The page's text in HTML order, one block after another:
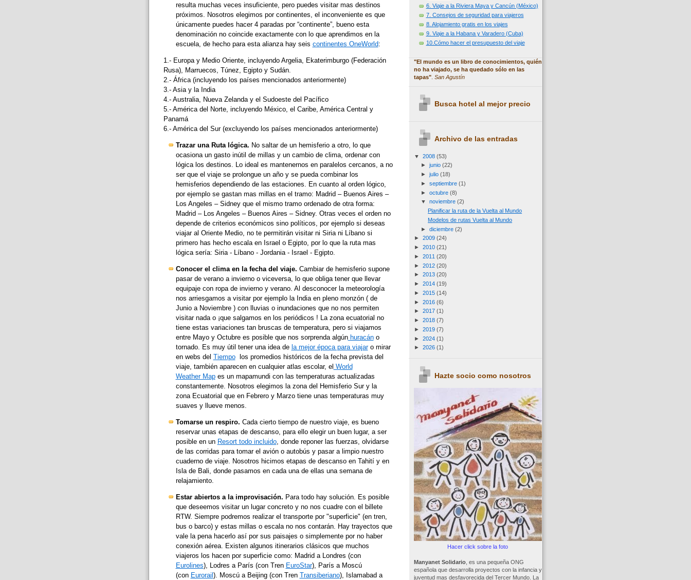
resulta muchas veces insuficiente, pero puedes visitar mas destinos
próximos. Nosotros elegimos por continentes, el inconveniente es que
únicamente puedes hacer 4 paradas por “continente”, bueno esta
denominación no coincide exactamente con lo que aprendimos en la
escuela, de hecho para esta alianza hay seis continentes OneWorld:
1.- Europa y Medio Oriente, incluyendo Argelia, Ekaterimburgo (Federación
Rusa), Marruecos, Túnez, Egipto y Sudán.
2.- África (incluyendo los países mencionados anteriormente)
3.- Asia y la India
4.- Australia, Nueva Zelanda y el Sudoeste del Pacífico
5.- América del Norte, incluyendo México, el Caribe, América Central y
Panamá
6.- América del Sur (excluyendo los países mencionados anteriormente)
Trazar una Ruta lógica. No saltar de un hemisferio a otro, lo que
ocasiona un gasto inútil de millas y un cambio de clima, ordenar con
lógica los destinos. Lo ideal es mantenernos en paralelos cercanos, a no
ser que el viaje se prolongue un año y se pueda combinar los
hemisferios dependiendo de las estaciones. En cuanto al orden lógico,
por ejemplo se gastan mas millas en el tramo: Madrid – Buenos Aires –
Los Angeles – Sidney que el mismo tramo ordenado de otra forma:
Madrid – Los Angeles – Buenos Aires – Sidney. Otras veces el orden no
depende de criterios económicos sino políticos, por ejemplo si deseas
viajar al Oriente Medio, no te permitirán visitar ni Siria ni Líbano si
primero has hecho escala en Israel o Egipto, por lo que la ruta mas
lógica sería: Siria - Líbano - Jordania - Israel - Egipto.
Conocer el clima en la fecha del viaje. Cambiar de hemisferio supone
pasar de verano a invierno o viceversa, lo que obliga tener que llevar
equipaje con ropa de invierno y verano. Al desconocer la meteorología
nos arriesgamos a visitar por ejemplo la India en pleno monzón ( de
Junio a Noviembre ) con lluvias o inundaciones que no nos permiten
visitar nada o ¡que salgamos en los periódicos ! La zona ecuatorial no
tiene estas variaciones tan bruscas de temperatura, pero si viajamos
entre Mayo y Octubre es posible que nos sorprenda algúnhuracáno
tornado. Es muy útil tener una idea de la mejor época para viajaro mirar
en webs del Tiempolos promedios históricos de la fecha prevista del
viaje, también aparecen en cualquier atlas escolar, el World
Weather Mapes un mapamundi con las temperaturas actualizadas
constantemente. Nosotros elegimos la zona del Hemisferio Sur y la
zona Ecuatorial que en Febrero y Marzo tiene unas temperaturas muy
suaves y llueve menos.
Tomarse un respiro. Cada cierto tiempo de nuestro viaje, es bueno
reservar unas etapas de descanso, para ello elegir un buen lugar, a ser
posible en un Resort todo incluido, donde reponer las fuerzas, olvidarse
de las corridas para tomar el avión o autobús y pasar a limpio nuestro
cuaderno de viaje. Nosotros hicimos etapas de descanso en Tahití y en
Isla de Bali, donde pasamos en cada una de ellas una semana de
relajamiento.
Estar abiertos a la improvisación. Para todo hay solución. Es posible
que deseemos visitar un lugar concreto y no nos cuadre con el billete
RTW. Siempre podremos realizar el transporte por "superficie" (en tren,
bus o barco) y estas millas o escala no nos contarán. Hay trayectos que
vale la pena hacerlo así por sus paisajes o simplemente por no haber
conexión aérea. Existen algunos itinerarios clásicos que muchos
viajeros los hacen por superficie como: Madrid a Londres (con
Eurolines), Lodres a París (con Tren EuroStar), París a Moscú
(con Eurorail ). Moscú a Beijing (con Tren Transiberiano), Islamabad a
6. Viaje a la Riviera Maya y Cancún (México)
7. Consejos de seguridad para viajeros
8. Alojamiento gratis en los viajes
9. Viaje a la Habana y Varadero (Cuba)
10.Cómo hacer el presupuesto del viaje
"El mundo es un libro de conocimientos, quién
no ha viajado, se ha quedado sólo en las
tapas". San Agustín
Busca hotel al mejor precio
Archivo de las entradas
▼ 2008 (53)
► junio (22)
► julio (18)
► septiembre (1)
► octubre (8)
▼ noviembre (2)
Planificar la ruta de la Vuelta al Mundo
Modelos de rutas Vuelta al Mundo
► diciembre (2)
► 2009 (24)
► 2010 (21)
► 2011 (20)
► 2012 (20)
► 2013 (20)
► 2014 (19)
► 2015 (14)
► 2016 (6)
► 2017 (1)
► 2018 (7)
► 2019 (7)
► 2024 (1)
► 2026 (1)
Hazte socio como nosotros
Hacer click sobre la foto
Manyanet Solidario, es una pequeña ONG
española que desarrolla proyectos con la infancia y
juventud mas desfavorecida del Tercer Mundo. La